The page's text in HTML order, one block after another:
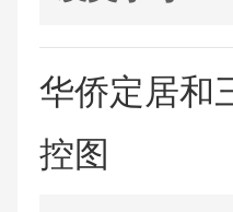
华侨定居和
控图